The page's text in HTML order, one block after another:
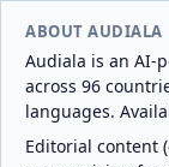
ABOUT AUDIALA
Audiala is an AI-
across 96
languages.
Editorial content